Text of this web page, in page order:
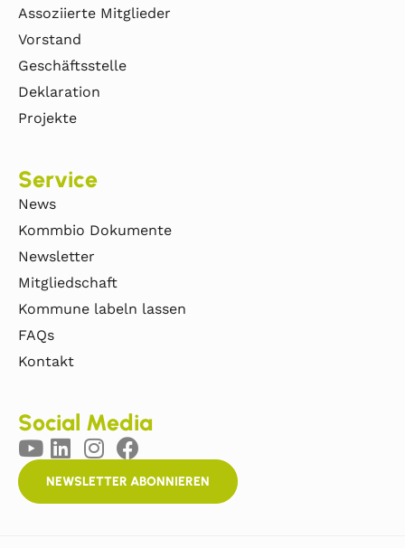
Assoziierte Mitglieder
Vorstand
Geschäftsstelle
Deklaration
Projekte
Service
News
Kommbio Dokumente
Newsletter
Mitgliedschaft
Kommune labeln lassen
FAQs
Kontakt
Social Media
NEWSLETTER ABONNIEREN